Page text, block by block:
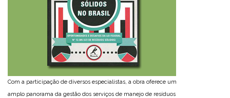
Com a participação de diversos especialistas, a obra oferece um
amplo panorama da gestão dos serviços de manejo de resíduos